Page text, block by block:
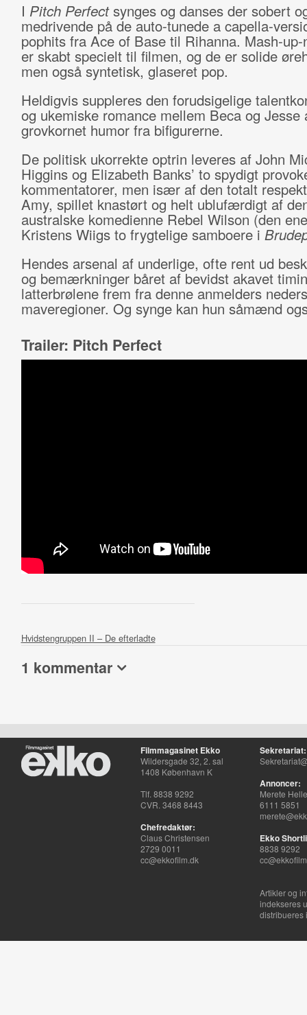
I Pitch Perfectsynges og danses der sobert
medrivende på de auto-tunede a capella-
pophits fra Ace of Base til Rihanna. Mash-up-
er skabt specielt til filmen, og de er solide
men også syntetisk, glaseret pop.
Heldigvis suppleres den forudsigelige
og ukemiske romance mellem Beca og Jesse
grovkornet humor fra bifigurerne.
De politisk ukorrekte optrin leveres af John
Higgins og Elizabeth Banks’ to spydigt
kommentatorer, men især af den totalt
Amy, spillet knastørt og helt ublufærdigt af
australske komedienne Rebel Wilson (den
Kristens Wiigs to frygtelige samboere i
Hendes arsenal af underlige, ofte rent ud
og bemærkninger båret af bevidst akavet
latterbrølene frem fra denne anmelders
maveregioner. Og synge kan hun såmænd
Trailer: Pitch Perfect
Hvidstengruppen II – De efterladte
1 kommentar
Filmmagasinet Ekko
Wildersgade 32, 2. sal
1408 København K
Tlf. 8838 9292
CVR. 3468 8443
Chefredaktør:
Claus Christensen
2729 0011
cc@ekkofilm.dk
Sekretariat:
Annoncer:
Merete
6111 5851
Ekko
8838 9292
Artikler og
indekseres
distribueres